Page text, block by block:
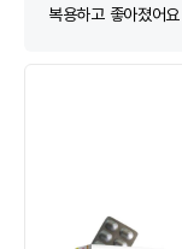
복용하고 좋아졌어요